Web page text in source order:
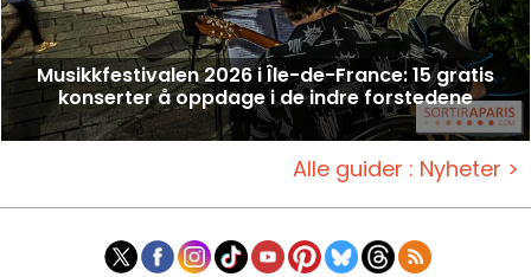
Musikkfestivalen 2026 i Île-de-France: 15 gratis
konserter å oppdage i de indre forstedene
Alle guider : Nyheter >